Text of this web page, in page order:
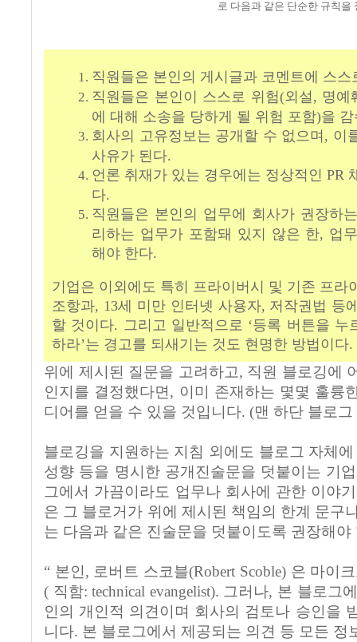
로 다음과 같은 단순한 규칙을
직원들은 본인의 게시글과 코멘트에 스스
직원들은 본인이 스스로 위험(외설, 명
에 대해 소송을 당하게 될 위험 포함)을
회사의 고유정보는 공개할 수 없으며, 이
사유가 된다.
언론 취재가 있는 경우에는 정상적인 PR
다.
직원들은 본인의 업무에 회사가 권장하
리하는 업무가 포함돼 있지 않은 한, 업
해야 한다.
기업은 이외에도 특히 프라이버시 및 기존 프라
조항과, 13세 미만 인터넷 사용자, 저작권법 등
할 것이다. 그리고 일반적으로 ‘등록 버튼을
하라’는 경고를 되새기는 것도 현명한 방법이다.
위에 제시된 질문을 고려하고, 직원 블로깅에
인지를 결정했다면, 이미 존재하는 몇몇 훌륭
디어를 얻을 수 있을 것입니다. (맨 하단 블로
블로깅을 지원하는 지침 외에도 블로그 자체
성향 등을 명시한 공개진술문을 덧붙이는 기
그에서 가끔이라도 업무나 회사에 관한 이야
은 그 블로거가 위에 제시된 책임의 한계 문구
는 다음과 같은 진술문을 덧붙이도록 권장해야
“ 본인, 로버트 스코블(Robert Scoble) 은 마이
( 직함: technical evangelist). 그러나, 본 블로그
인의 개인적 의견이며 회사의 검토나 승인을
니다. 본 블로그에서 제공되는 의견 등 모든 정